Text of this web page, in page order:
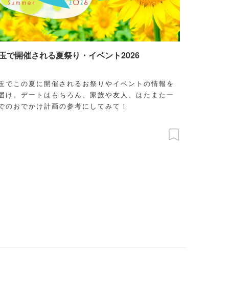
で開催される夏祭り・イベント2026
でこの夏に開催されるお祭りやイベントの情報を
け。デートはもちろん、家族や友人、はたまた一
のおでかけ計画の参考にしてみて！